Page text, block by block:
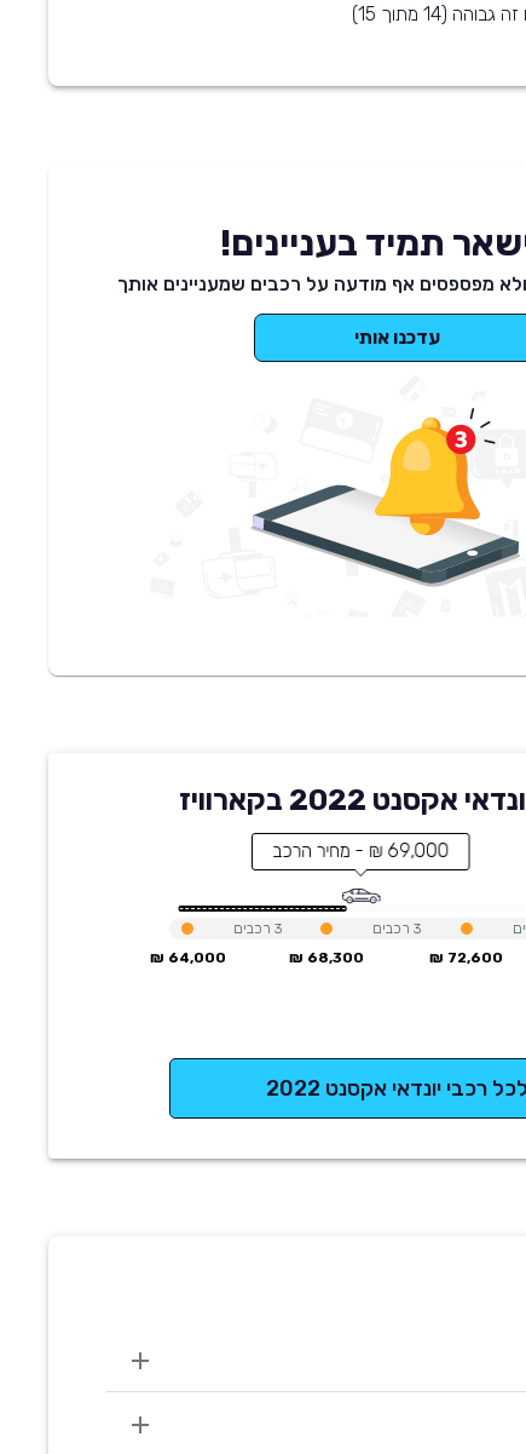
(14 מתוך 15)
תמיד בעניינים!
מפספסים אף מודעה על רכבים שמעניינים אותך
עדכנו אותי
אקסנט 2022 בקארוויז
69,000 ₪ - מחיר הרכב
64,000 ₪
3 רכבים
68,300 ₪
3 רכבים
72,600 ₪
לכל רכבי יונדאי אקסנט 2022